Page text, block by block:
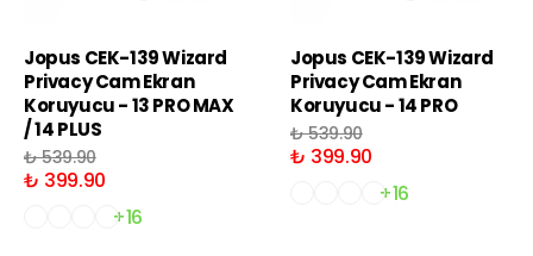
Jopus CEK-139 Wizard
Privacy Cam Ekran
Koruyucu - 13 PRO MAX
/ 14 PLUS
₺ 539.90
₺ 399.90
+16
Jopus CEK-139 Wizard
Privacy Cam Ekran
Koruyucu - 14 PRO
₺ 539.90
₺ 399.90
+16